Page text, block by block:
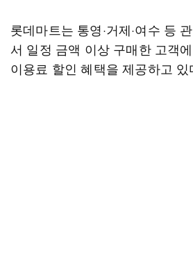
롯데마트는 통영·거제·여수 등
서 일정 금액 이상 구매한 고객
이용료 할인 혜택을 제공하고 있